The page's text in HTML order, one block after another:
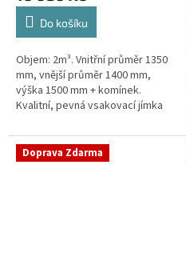
4,8
hvězdiček.
Do košíku
Objem: 2m³. Vnitřní průměr 1350
mm, vnější průměr 1400 mm,
výška 1500 mm + komínek.
Kvalitní, pevná vsakovací jímka
obetonování Průměr přítoku a
odtoku +...
Doprava Zdarma